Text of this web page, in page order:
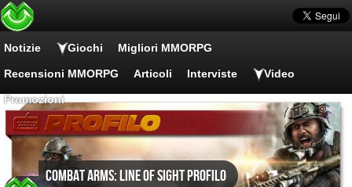
Notizie Giochi Migliori MMORPG
Recensioni MMORPG Articoli Interviste Video
Promozioni
Combat Arms: Line of Sight Profilo